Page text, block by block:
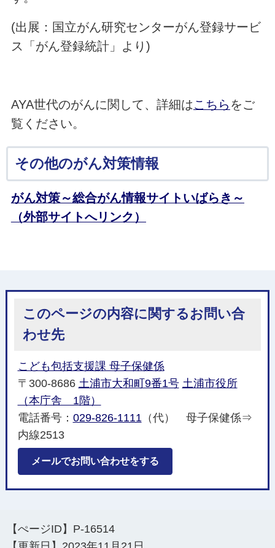
(出展：国立がん研究センターがん登録サービ
ス「がん登録統計」より)
AYA世代のがんに関して、詳細はこちら をご
覧ください。
その他のがん対策情報
がん対策～総合がん情報サイトいばらき～
（外部サイトへリンク）
このページの内容に関するお問い合
わせ先
こども包括支援課 母子保健係
〒300-8686 土浦市大和町9番1号 土浦市役所
（本庁舎 1階）
電話番号： 029-826-1111 （代） 母子保健係⇒
内線2513
メールでお問い合わせをする
【ぺージID】 P-16514